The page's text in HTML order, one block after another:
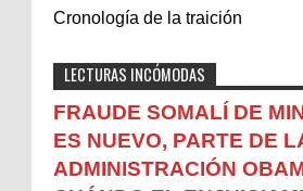
Cronología de la traición
LECTURAS INCÓMODAS
FRAUDE SOMALÍ DE
ES NUEVO, PARTE DE
ADMINISTRACIÓN